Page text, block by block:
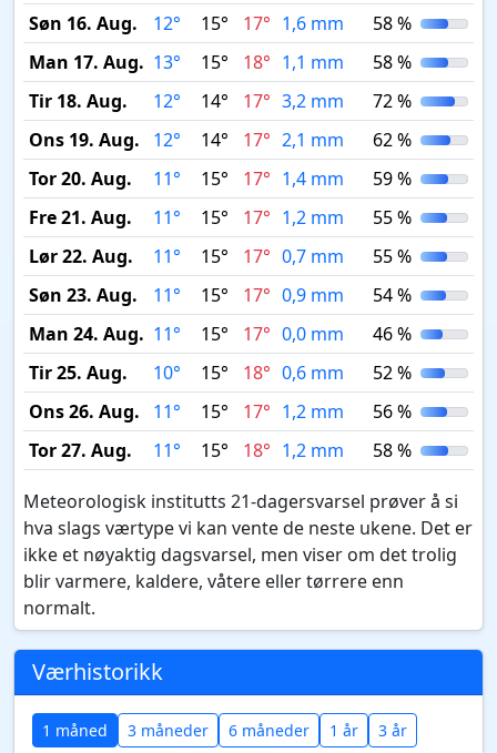
Søn 16. Aug. 12° 15° 17° 1,6 mm
58 %
Man 17. Aug. 13° 15° 18° 1,1 mm
58 %
Tir 18. Aug.
12° 14° 17° 3,2 mm
72 %
Ons 19. Aug.
12° 14° 17° 2,1 mm
62 %
Tor 20. Aug.
11° 15° 17° 1,4 mm
59 %
Fre 21. Aug.
11° 15° 17° 1,2 mm
55 %
Lør 22. Aug.
11° 15° 17° 0,7 mm
55 %
Søn 23. Aug.
11° 15° 17° 0,9 mm
54 %
Man 24. Aug. 11° 15° 17° 0,0 mm
46 %
Tir 25. Aug.
10° 15° 18° 0,6 mm
52 %
Ons 26. Aug.
11° 15° 17° 1,2 mm
56 %
Tor 27. Aug.
11° 15° 18° 1,2 mm 58 %
Meteorologisk institutts 21-dagersvarsel prøver å si
hva slags værtype vi kan vente de neste ukene. Det er
ikke et nøyaktig dagsvarsel, men viser om det trolig
blir varmere, kaldere, våtere eller tørrere enn
normalt.
Værhistorikk
1 måned 3 måneder 6 måneder 1 år 3 år